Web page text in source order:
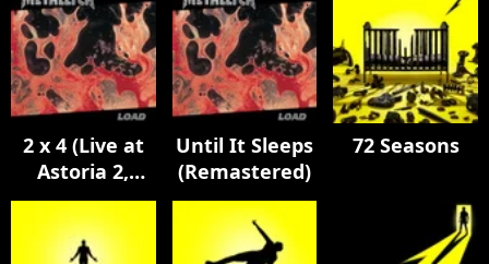
2 x 4 (Live at
Astoria 2,
London,
England / 23rd
August 1995)
Until It Sleeps
(Remastered)
72 Seasons